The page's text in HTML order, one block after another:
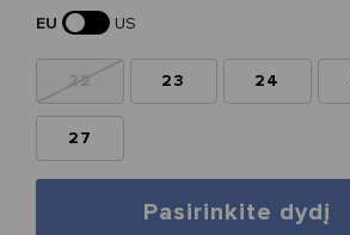
EU
US
22 23 24
27
Pasirinkite dydį